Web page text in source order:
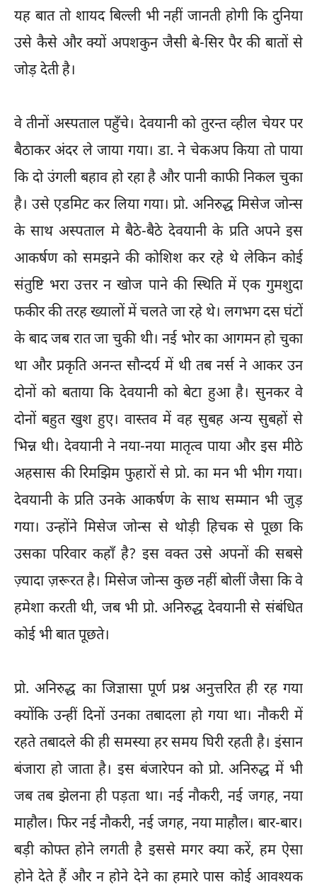
यह बात तो शायद बिल्ली भी नहीं जानती होगी कि दुनिया
उसे कैसे और क्यों अपशकुन जैसी बे-सिर पैर की बातों से
जोड़ देती है।
वे तीनों अस्पताल पहुँचे। देवयानी को तुरन्त व्हील चेयर पर
बैठाकर अंदर ले जाया गया। डा. ने चेकअप किया तो पाया
कि दो उंगली बहाव हो रहा है और पानी काफी निकल चुका
है। उसे एडमिट कर लिया गया। प्रो. अनिरुद्ध मिसेज जोन्स
के साथ अस्पताल मे बैठे-बैठे देवयानी के प्रति अपने इस
आकर्षण को समझने की कोशिश कर रहे थे लेकिन कोई
संतुष्टि भरा उत्तर न खोज पाने की स्थिति में एक गुमशुदा
फकीर की तरह ख्यालों में चलते जा रहे थे। लगभग दस घंटों
के बाद जब रात जा चुकी थी। नई भोर का आगमन हो चुका
था और प्रकृति अनन्त सौन्दर्य में थी तब नर्स ने आकर उन
दोनों को बताया कि देवयानी को बेटा हुआ है। सुनकर वे
दोनों बहुत खुश हुए। वास्तव में वह सुबह अन्य सुबहों से
भिन्न थी। देवयानी ने नया-नया मातृत्व पाया और इस मीठे
अहसास की रिमझिम फुहारों से प्रो. का मन भी भीग गया।
देवयानी के प्रति उनके आकर्षण के साथ सम्मान भी जुड़
गया। उन्होंने मिसेज जोन्स से थोड़ी हिचक से पूछा कि
उसका परिवार कहाँ है? इस वक्त उसे अपनों की सबसे
ज़्यादा ज़रूरत है। मिसेज जोन्स कुछ नहीं बोलीं जैसा कि वे
हमेशा करती थी, जब भी प्रो. अनिरुद्ध देवयानी से संबंधित
कोई भी बात पूछते।
प्रो. अनिरुद्ध का जिज्ञासा पूर्ण प्रश्न अनुत्तरित ही रह गया
क्योंकि उन्हीं दिनों उनका तबादला हो गया था। नौकरी में
रहते तबादले की ही समस्या हर समय घिरी रहती है। इंसान
बंजारा हो जाता है। इस बंजारेपन को प्रो. अनिरुद्ध में भी
जब तब झेलना ही पड़ता था। नई नौकरी, नई जगह, नया
माहौल। फिर नई नौकरी, नई जगह, नया माहौल। बार-बार।
बड़ी कोफ्त होने लगती है इससे मगर क्या करें, हम ऐसा
होने देते हैं और न होने देने का हमारे पास कोई आवश्यक